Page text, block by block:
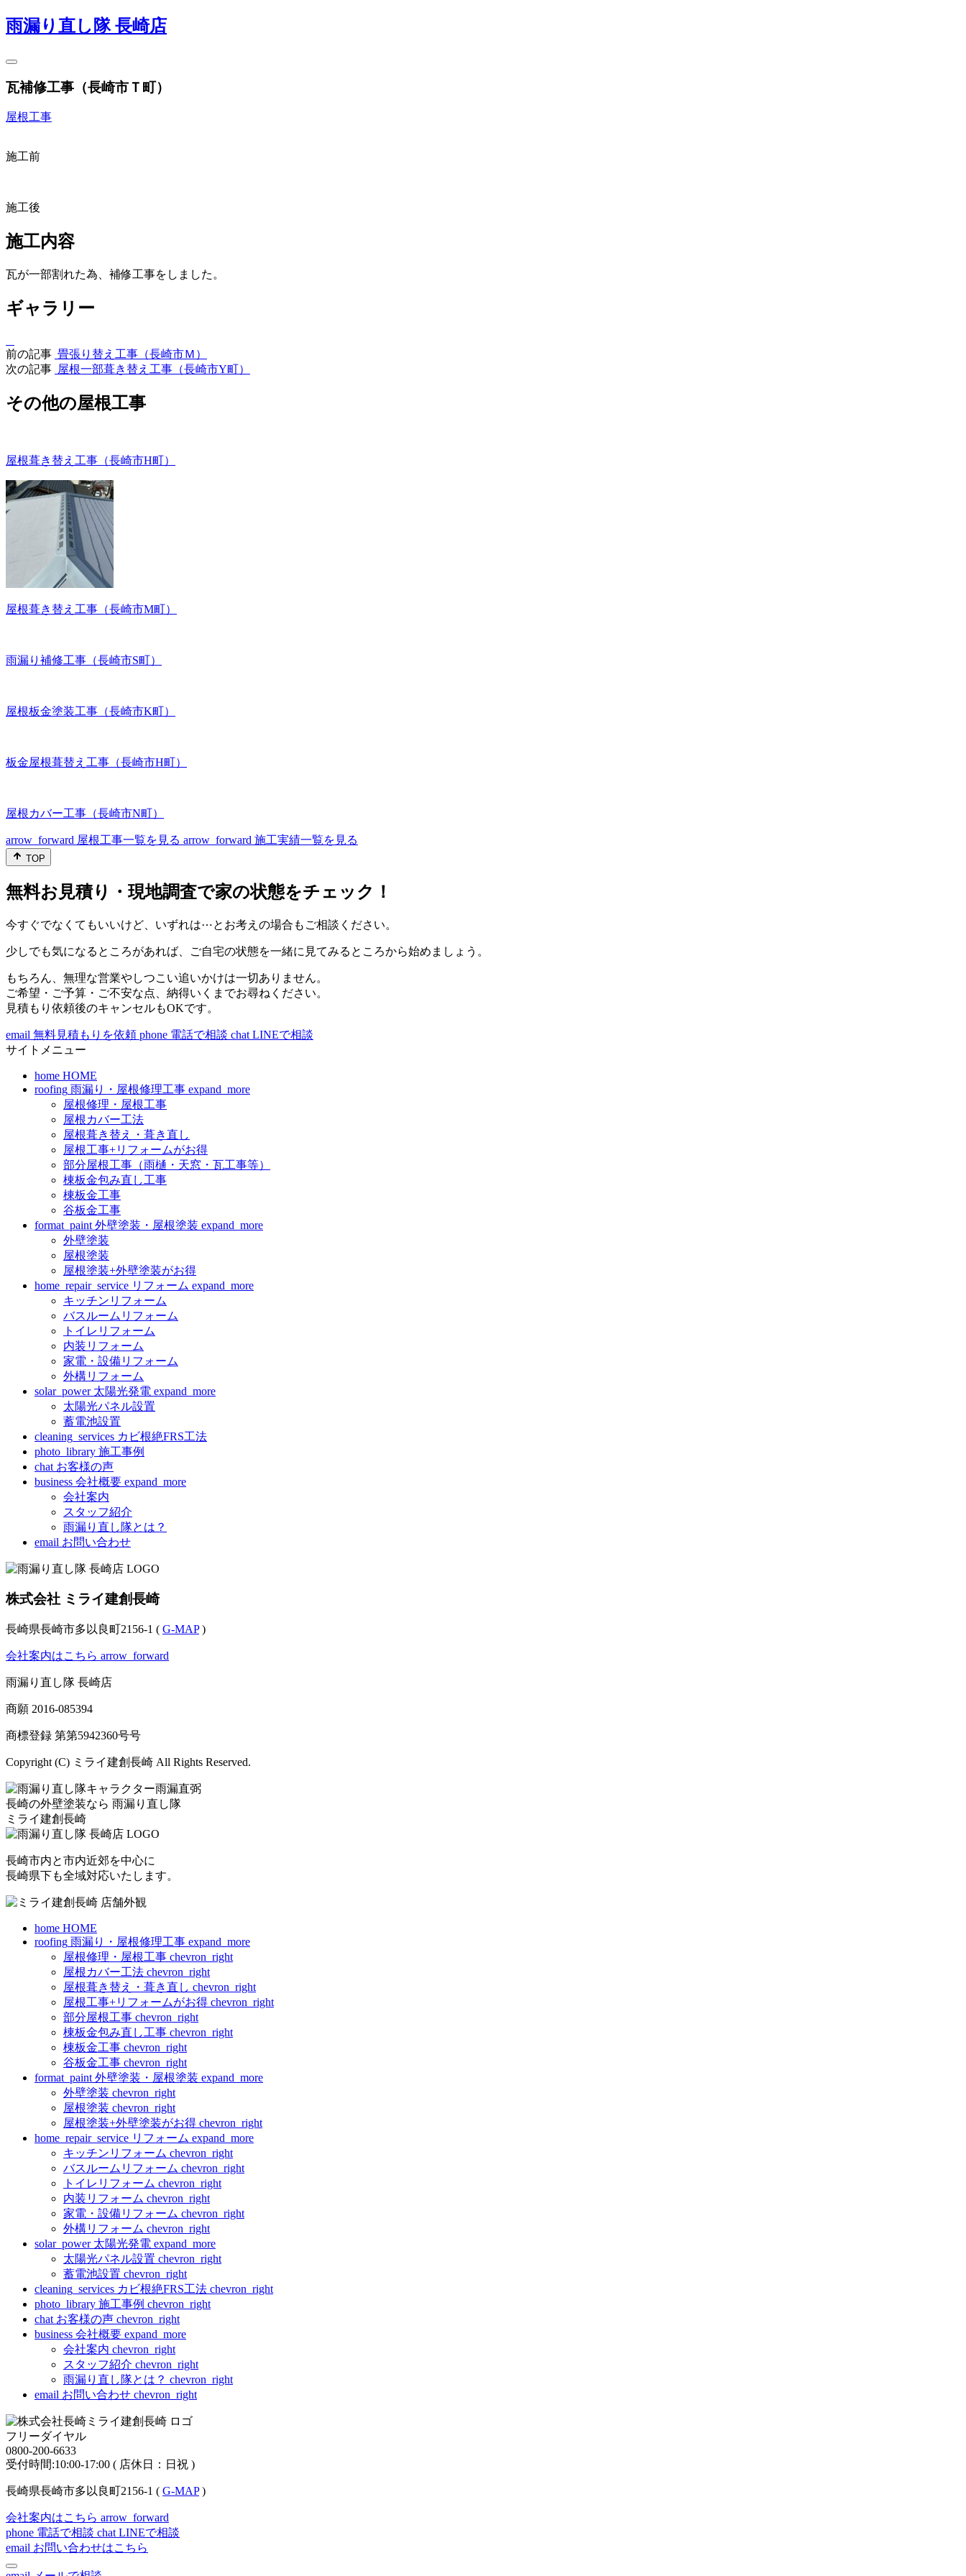
雨漏り直し隊 長崎店
瓦補修工事（長崎市Ｔ町）
屋根工事
施工前
施工後
施工内容
瓦が一部割れた為、補修工事をしました。
ギャラリー
前の記事 畳張り替え工事（長崎市Ｍ）
次の記事 屋根一部葺き替え工事（長崎市Y町）
その他の屋根工事
屋根葺き替え工事（長崎市H町）
屋根葺き替え工事（長崎市M町）
雨漏り補修工事（長崎市S町）
屋根板金塗装工事（長崎市K町）
板金屋根葺替え工事（長崎市H町）
屋根カバー工事（長崎市N町）
arrow_forward 屋根工事一覧を見る arrow_forward 施工実績一覧を見る
TOP
無料お見積り・現地調査で家の状態をチェック！
今すぐでなくてもいいけど、いずれは⋯とお考えの場合もご相談ください。
少しでも気になるところがあれば、ご自宅の状態を一緒に見てみるところから始めましょう。
もちろん、無理な営業やしつこい追いかけは一切ありません。
ご希望・ご予算・ご不安な点、納得いくまでお尋ねください。
見積もり依頼後のキャンセルもOKです。
email 無料見積もりを依頼 phone 電話で相談 chat LINEで相談
サイトメニュー
home HOME
roofing 雨漏り・屋根修理工事 expand_more
屋根修理・屋根工事
屋根カバー工法
屋根葺き替え・葺き直し
屋根工事+リフォームがお得
部分屋根工事（雨樋・天窓・瓦工事等）
棟板金包み直し工事
棟板金工事
谷板金工事
format_paint 外壁塗装・屋根塗装 expand_more
外壁塗装
屋根塗装
屋根塗装+外壁塗装がお得
home_repair_service リフォーム expand_more
キッチンリフォーム
バスルームリフォーム
トイレリフォーム
内装リフォーム
家電・設備リフォーム
外構リフォーム
solar_power 太陽光発電 expand_more
太陽光パネル設置
蓄電池設置
cleaning_services カビ根絶FRS工法
photo_library 施工事例
chat お客様の声
business 会社概要 expand_more
会社案内
スタッフ紹介
雨漏り直し隊とは？
email お問い合わせ
株式会社 ミライ建創長崎
長崎県長崎市多以良町2156-1 ( G-MAP)
会社案内はこちら arrow_forward
雨漏り直し隊 長崎店
商願 2016-085394
商標登録 第第5942360号号
Copyright (C) ミライ建創長崎 All Rights Reserved.
長崎の外壁塗装なら 雨漏り直し隊
ミライ建創長崎
長崎市内と市内近郊を中心に
長崎県下も全域対応いたします。
home HOME
roofing 雨漏り・屋根修理工事 expand_more
屋根修理・屋根工事 chevron_right
屋根カバー工法 chevron_right
屋根葺き替え・葺き直し chevron_right
屋根工事+リフォームがお得 chevron_right
部分屋根工事 chevron_right
棟板金包み直し工事 chevron_right
棟板金工事 chevron_right
谷板金工事 chevron_right
format_paint 外壁塗装・屋根塗装 expand_more
外壁塗装 chevron_right
屋根塗装 chevron_right
屋根塗装+外壁塗装がお得 chevron_right
home_repair_service リフォーム expand_more
キッチンリフォーム chevron_right
バスルームリフォーム chevron_right
トイレリフォーム chevron_right
内装リフォーム chevron_right
家電・設備リフォーム chevron_right
外構リフォーム chevron_right
solar_power 太陽光発電 expand_more
太陽光パネル設置 chevron_right
蓄電池設置 chevron_right
cleaning_services カビ根絶FRS工法 chevron_right
photo_library 施工事例 chevron_right
chat お客様の声 chevron_right
business 会社概要 expand_more
会社案内 chevron_right
スタッフ紹介 chevron_right
雨漏り直し隊とは？ chevron_right
email お問い合わせ chevron_right
フリーダイヤル
0800-200-6633
受付時間:10:00-17:00 ( 店休日：日祝 )
長崎県長崎市多以良町2156-1 ( G-MAP)
会社案内はこちら arrow_forward
phone 電話で相談 chat LINEで相談
email お問い合わせはこちら